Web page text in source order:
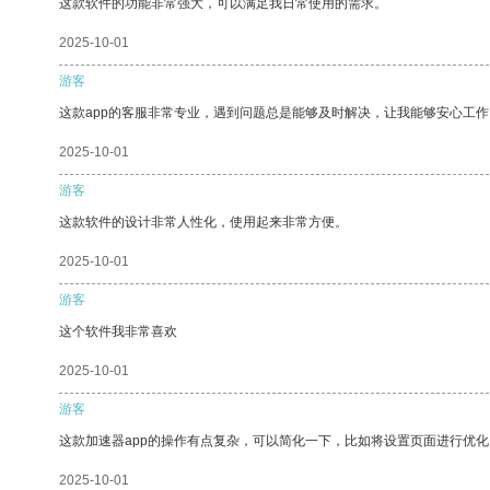
这款软件的功能非常强大，可以满足我日常使用的需求。
2025-10-01
游客
这款app的客服非常专业，遇到问题总是能够及时解决，让我能够安心工
2025-10-01
游客
这款软件的设计非常人性化，使用起来非常方便。
2025-10-01
游客
这个软件我非常喜欢
2025-10-01
游客
这款加速器app的操作有点复杂，可以简化一下，比如将设置页面进行优
2025-10-01